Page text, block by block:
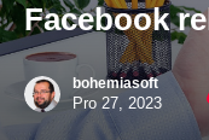
Facebook
bohemiasoft
Pro 27, 2023